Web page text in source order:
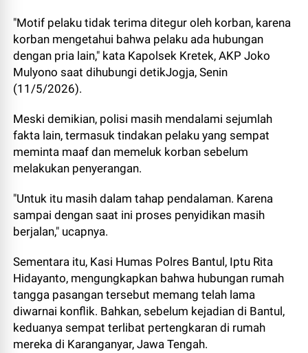
"Motif pelaku tidak terima ditegur oleh korban, karena
korban mengetahui bahwa pelaku ada hubungan
dengan pria lain," kata Kapolsek Kretek, AKP Joko
Mulyono saat dihubungi detikJogja, Senin
(11/5/2026).
Meski demikian, polisi masih mendalami sejumlah
fakta lain, termasuk tindakan pelaku yang sempat
meminta maaf dan memeluk korban sebelum
melakukan penyerangan.
"Untuk itu masih dalam tahap pendalaman. Karena
sampai dengan saat ini proses penyidikan masih
berjalan," ucapnya.
Sementara itu, Kasi Humas Polres Bantul, Iptu Rita
Hidayanto, mengungkapkan bahwa hubungan rumah
tangga pasangan tersebut memang telah lama
diwarnai konflik. Bahkan, sebelum kejadian di Bantul,
keduanya sempat terlibat pertengkaran di rumah
mereka di Karanganyar, Jawa Tengah.